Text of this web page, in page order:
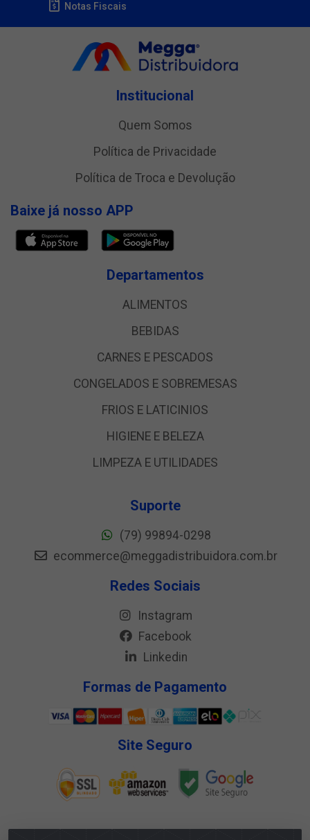
Notas Fiscais
Institucional
Quem Somos
Política de Privacidade
Política de Troca e Devolução
Baixe já nosso APP
Departamentos
ALIMENTOS
BEBIDAS
CARNES E PESCADOS
CONGELADOS E SOBREMESAS
FRIOS E LATICINIOS
HIGIENE E BELEZA
LIMPEZA E UTILIDADES
Suporte
(79) 99894-0298
ecommerce@meggadistribuidora.com.br
Redes Sociais
Instagram
Facebook
Linkedin
Formas de Pagamento
Site Seguro